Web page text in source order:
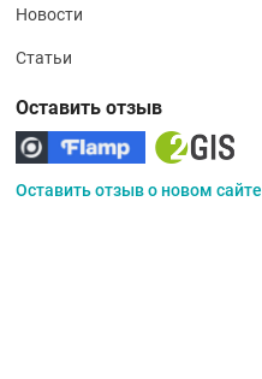
Новости
Статьи
Оставить отзыв
Оставить отзыв о новом сайте